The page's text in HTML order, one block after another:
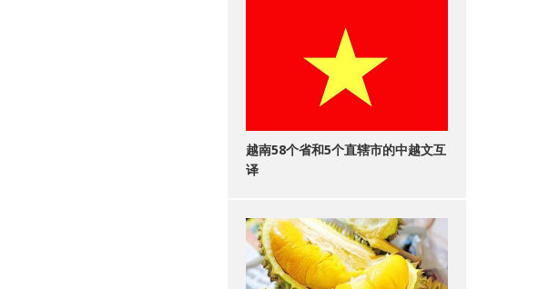
越南58个省和5个直辖市的中越文互
译